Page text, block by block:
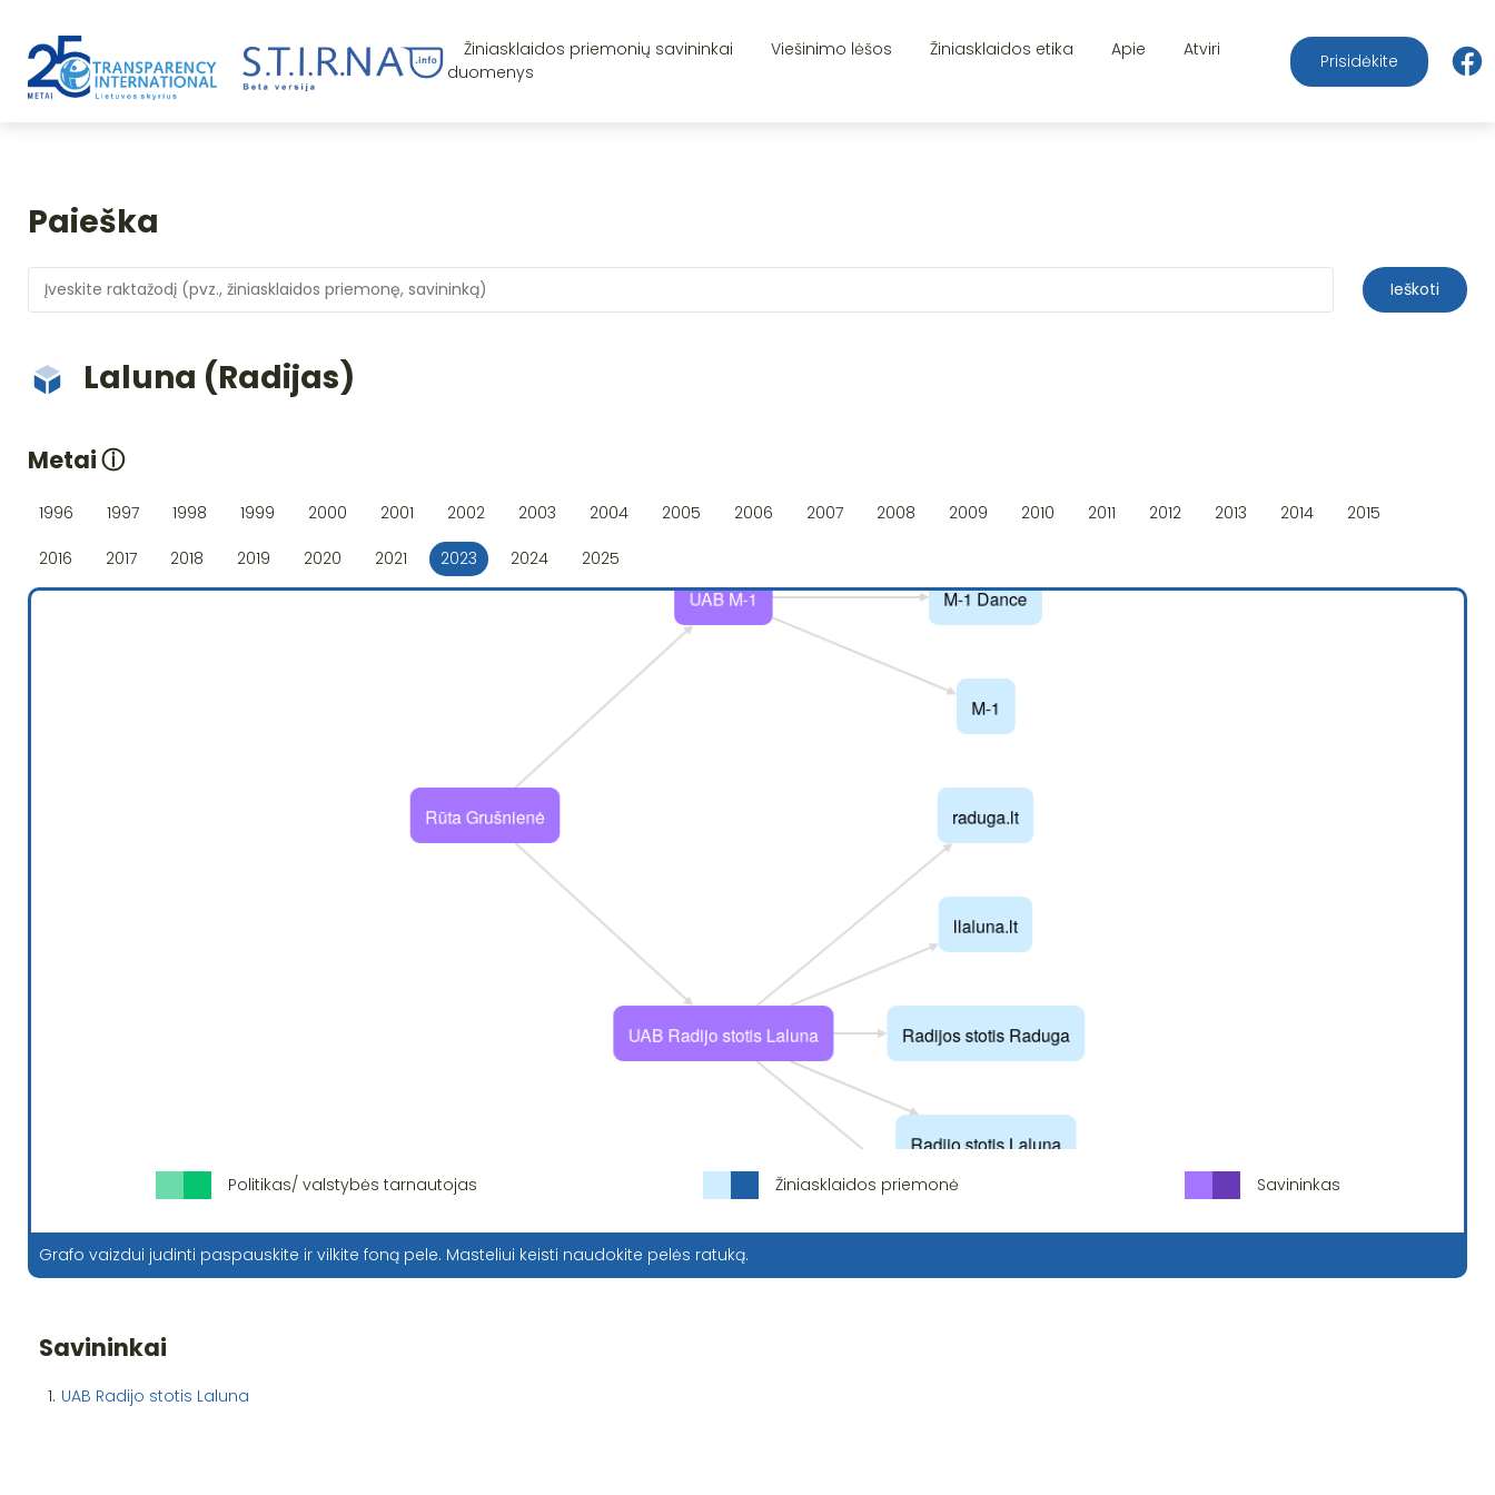
Žiniasklaidos priemonių savininkai Viešinimo lėšos Žiniasklaidos etika Apie
Atviri
duomenys
Prisidėkite
Paieška
Ieškoti
Laluna (Radijas)
Metaiⓘ
1996 1997 1998 1999 2000 2001 2002 2003 2004 2005 2006 2007 2008 2009 2010 2011 2012 2013 2014 2015
2016 2017 2018 2019 2020 2021 2023 2024 2025
Politikas/ valstybės tarnautojas Žiniasklaidos priemonė Savininkas
Grafo vaizdui judinti paspauskite ir vilkite foną pele. Masteliui keisti naudokite pelės ratuką.
Savininkai
1. UAB Radijo stotis Laluna